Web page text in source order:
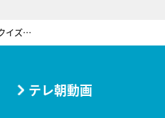
『有吉クイズ』人気企画で特別編を放送！「雑学が止まらない旅」銀座・築地編
テレ朝動画